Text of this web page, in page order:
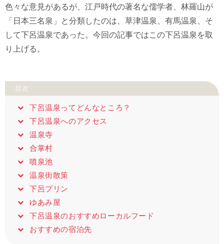
色々な意見があるが、江戸時代の著名な儒学者、林羅山が
「日本三名泉」と分類したのは、草津温泉、有馬温泉、そ
して下呂温泉であった。今回の記事ではこの下呂温泉を取
り上げる。
目次
下呂温泉ってどんなところ？
下呂温泉へのアクセス
温泉寺
合掌村
噴泉池
温泉街散策
下呂プリン
ゆあみ屋
下呂温泉のおすすめローカルフード
おすすめの宿泊先